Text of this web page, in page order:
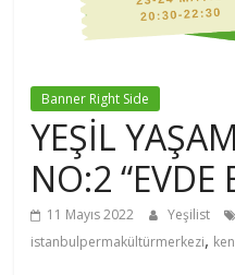
Banner Right Side
YEŞİL
NO:2 “EVDE
11 Mayıs 2022 Yeşilist
istanbulpermakültürmerkezi,